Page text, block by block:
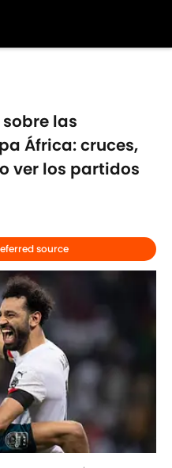
las
África: cruces,
ver los partidos
source